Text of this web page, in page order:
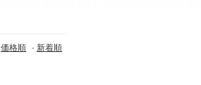
価格順 -新着順